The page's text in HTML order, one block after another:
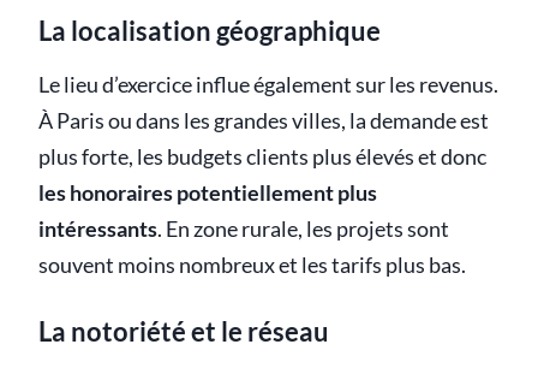
La localisation géographique
Le lieu d’exercice influe également sur les revenus.
À Paris ou dans les grandes villes, la demande est
plus forte, les budgets clients plus élevés et donc
les honoraires potentiellement plus
intéressants. En zone rurale, les projets sont
souvent moins nombreux et les tarifs plus bas.
La notoriété et le réseau